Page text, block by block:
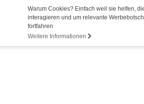
Warum Cookies? Einfach weil sie helfen,
interagieren und um relevante
fortfahren
Weitere Informationen